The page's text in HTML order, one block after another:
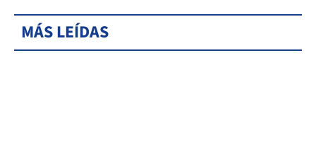
MÁS LEÍDAS